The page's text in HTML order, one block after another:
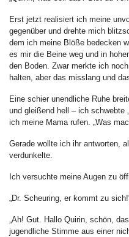
Erst jetzt realisiert ich meine
gegenüber und drehte mich
dem ich meine Blöße bedecken
es mir die Beine weg und in
den Boden. Zwar merkte ich
halten, aber das misslang und
Eine schier unendliche Ruhe
und gleißend hell – ich schwebte
ich meine Mama rufen. „Was
Gerade wollte ich ihr antworten,
verdunkelte.
Ich versuchte meine Augen zu
„Dr. Scheuring, er kommt zu
„Ah! Gut. Hallo Quirin, schön,
jugendliche Stimme aus einer